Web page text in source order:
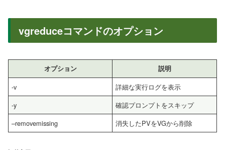
vgreduceコマンドのオプション
オプション 説明
-v
詳細な実行ログを表示
-y
確認プロンプトをスキップ
–removemissing
消失したPVをVGから削除